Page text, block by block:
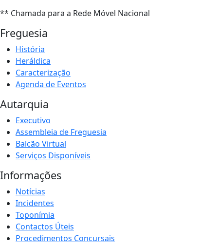
** Chamada para a Rede Móvel Nacional
Freguesia
História
Heráldica
Caracterização
Agenda de Eventos
Autarquia
Executivo
Assembleia de Freguesia
Balcão Virtual
Serviços Disponíveis
Informações
Notícias
Incidentes
Toponímia
Contactos Úteis
Procedimentos Concursais